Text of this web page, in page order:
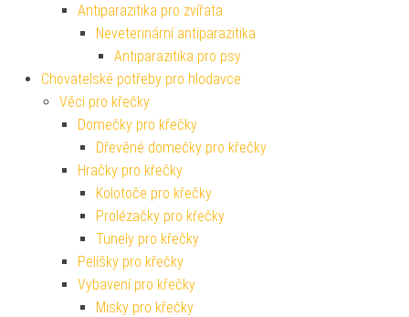
Antiparazitika pro zvířata
Neveterinární antiparazitika
Antiparazitika pro psy
Chovatelské potřeby pro hlodavce
Věci pro křečky
Domečky pro křečky
Dřevěné domečky pro křečky
Hračky pro křečky
Kolotoče pro křečky
Prolézačky pro křečky
Tunely pro křečky
Pelíšky pro křečky
Vybavení pro křečky
Misky pro křečky